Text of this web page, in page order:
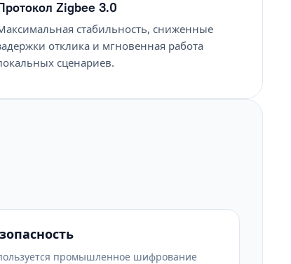
Zigbee 3.0
стабильность, сниженные
отклика и мгновенная работа
сценариев.
промышленное шифрование